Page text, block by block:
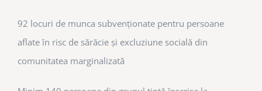
92 locuri de munca subvenționate pentru persoane
aflate în risc de sărăcie și excluziune socială din
comunitatea marginalizată